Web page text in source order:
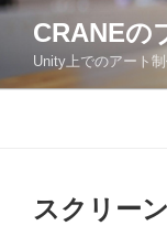
コ
ン
CRANEの
Unity上でのアート
スクリー